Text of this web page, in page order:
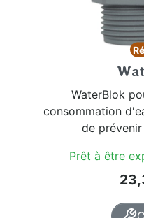
WaterBlok
consommation
de
Prêt à être
Prix